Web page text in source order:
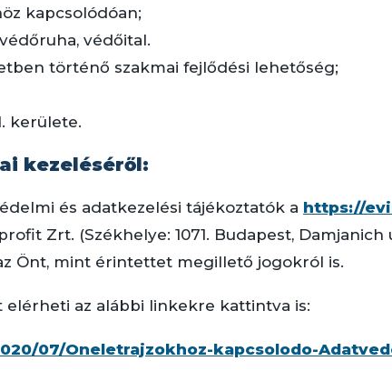
kapcsolódóan;
védőital.
történő szakmai fejlődési lehetőség;
kerülete.
kezeléséről:
és adatkezelési tájékoztatók a https://
Zrt. (Székhelye: 1071. Budapest, Damjanich
Önt, mint érintettet megillető jogokról is.
az alábbi linkekre kattintva is:
07/Oneletrajzokhoz-kapcsolodo-